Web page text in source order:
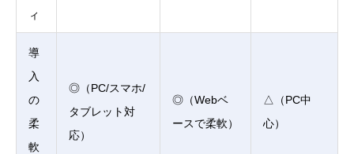
ィ
導
入
の
柔
軟
◎（PC/スマホ/
タブレット対
応）
◎（Webベ
ースで柔軟）
△（PC中
心）